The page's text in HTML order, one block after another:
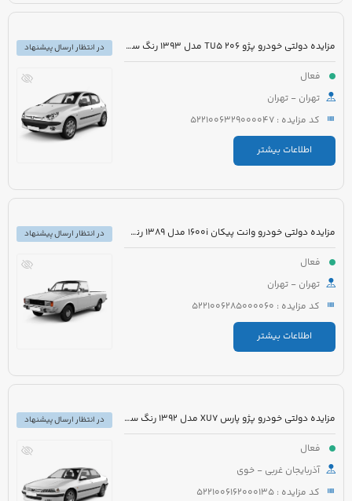
مزایده دولتی خودرو پژو 206 TU5 مدل 1393 رنگ سفید
فعال
تهران - تهران
کد مزایده : 5221006329000047
اطلاعات بیشتر
در انتظار ارسال پیشنهاد
مزایده دولتی خودرو وانت پیکان 1600i مدل 1389 رنگ سفید روغنی
فعال
تهران - تهران
کد مزایده : 5221006285000060
اطلاعات بیشتر
در انتظار ارسال پیشنهاد
مزایده دولتی خودرو پژو پارس XU7 مدل 1392 رنگ سفید
فعال
آذربایجان غربی - خوی
کد مزایده : 5221006162000135
در انتظار ارسال پیشنهاد